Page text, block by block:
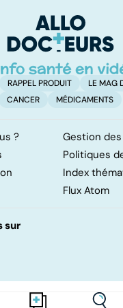
levée de
RAPPEL PRODUIT
LE MAG
CANCER
MÉDICAMENTS
?
Gestion
Politiques
Index
Flux Atom
sur